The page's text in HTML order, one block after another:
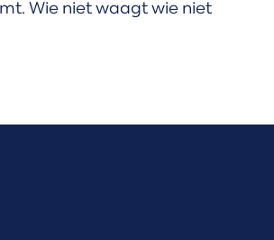
Wie niet waagt wie niet